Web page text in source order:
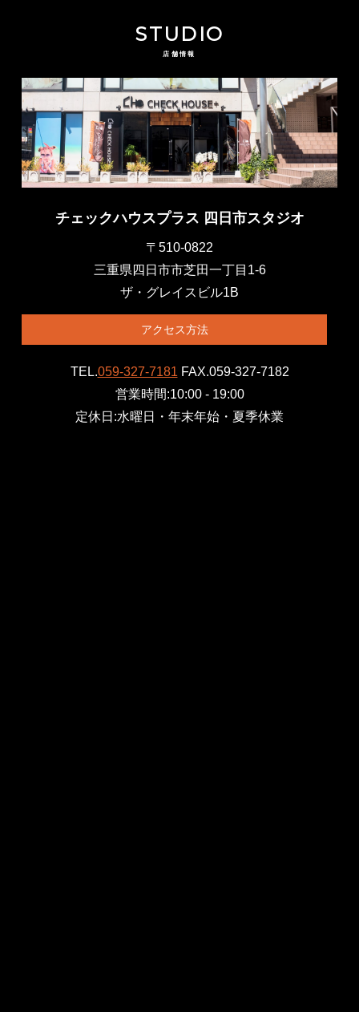
STUDIO
店舗情報
チェックハウスプラス 四日市スタジオ
〒510-0822
三重県四日市市芝田一丁目1-6
ザ・グレイスビル1B
アクセス方法
TEL.059-327-7181 FAX.059-327-7182
営業時間:10:00 - 19:00
定休日:水曜日・年末年始・夏季休業